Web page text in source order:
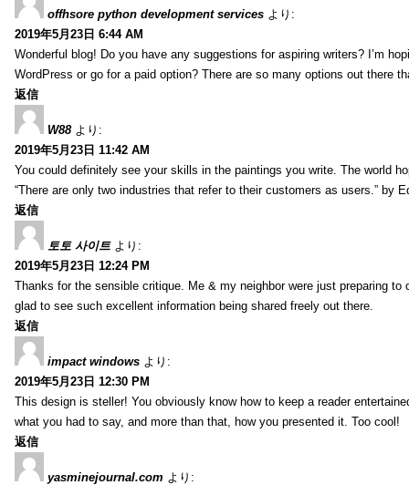
offhsore python development services より:
2019年5月23日 6:44 AM
Wonderful blog! Do you have any suggestions for aspiring writers? I’m
WordPress or go for a paid option? There are so many options out there
返信
W88 より:
2019年5月23日 11:42 AM
You could definitely see your skills in the paintings you write. The world
“There are only two industries that refer to their customers as users.” by
返信
토토 사이트 より:
2019年5月23日 12:24 PM
Thanks for the sensible critique. Me & my neighbor were just preparing
glad to see such excellent information being shared freely out there.
返信
impact windows より:
2019年5月23日 12:30 PM
This design is steller! You obviously know how to keep a reader
what you had to say, and more than that, how you presented it. Too cool!
返信
yasminejournal.com より: